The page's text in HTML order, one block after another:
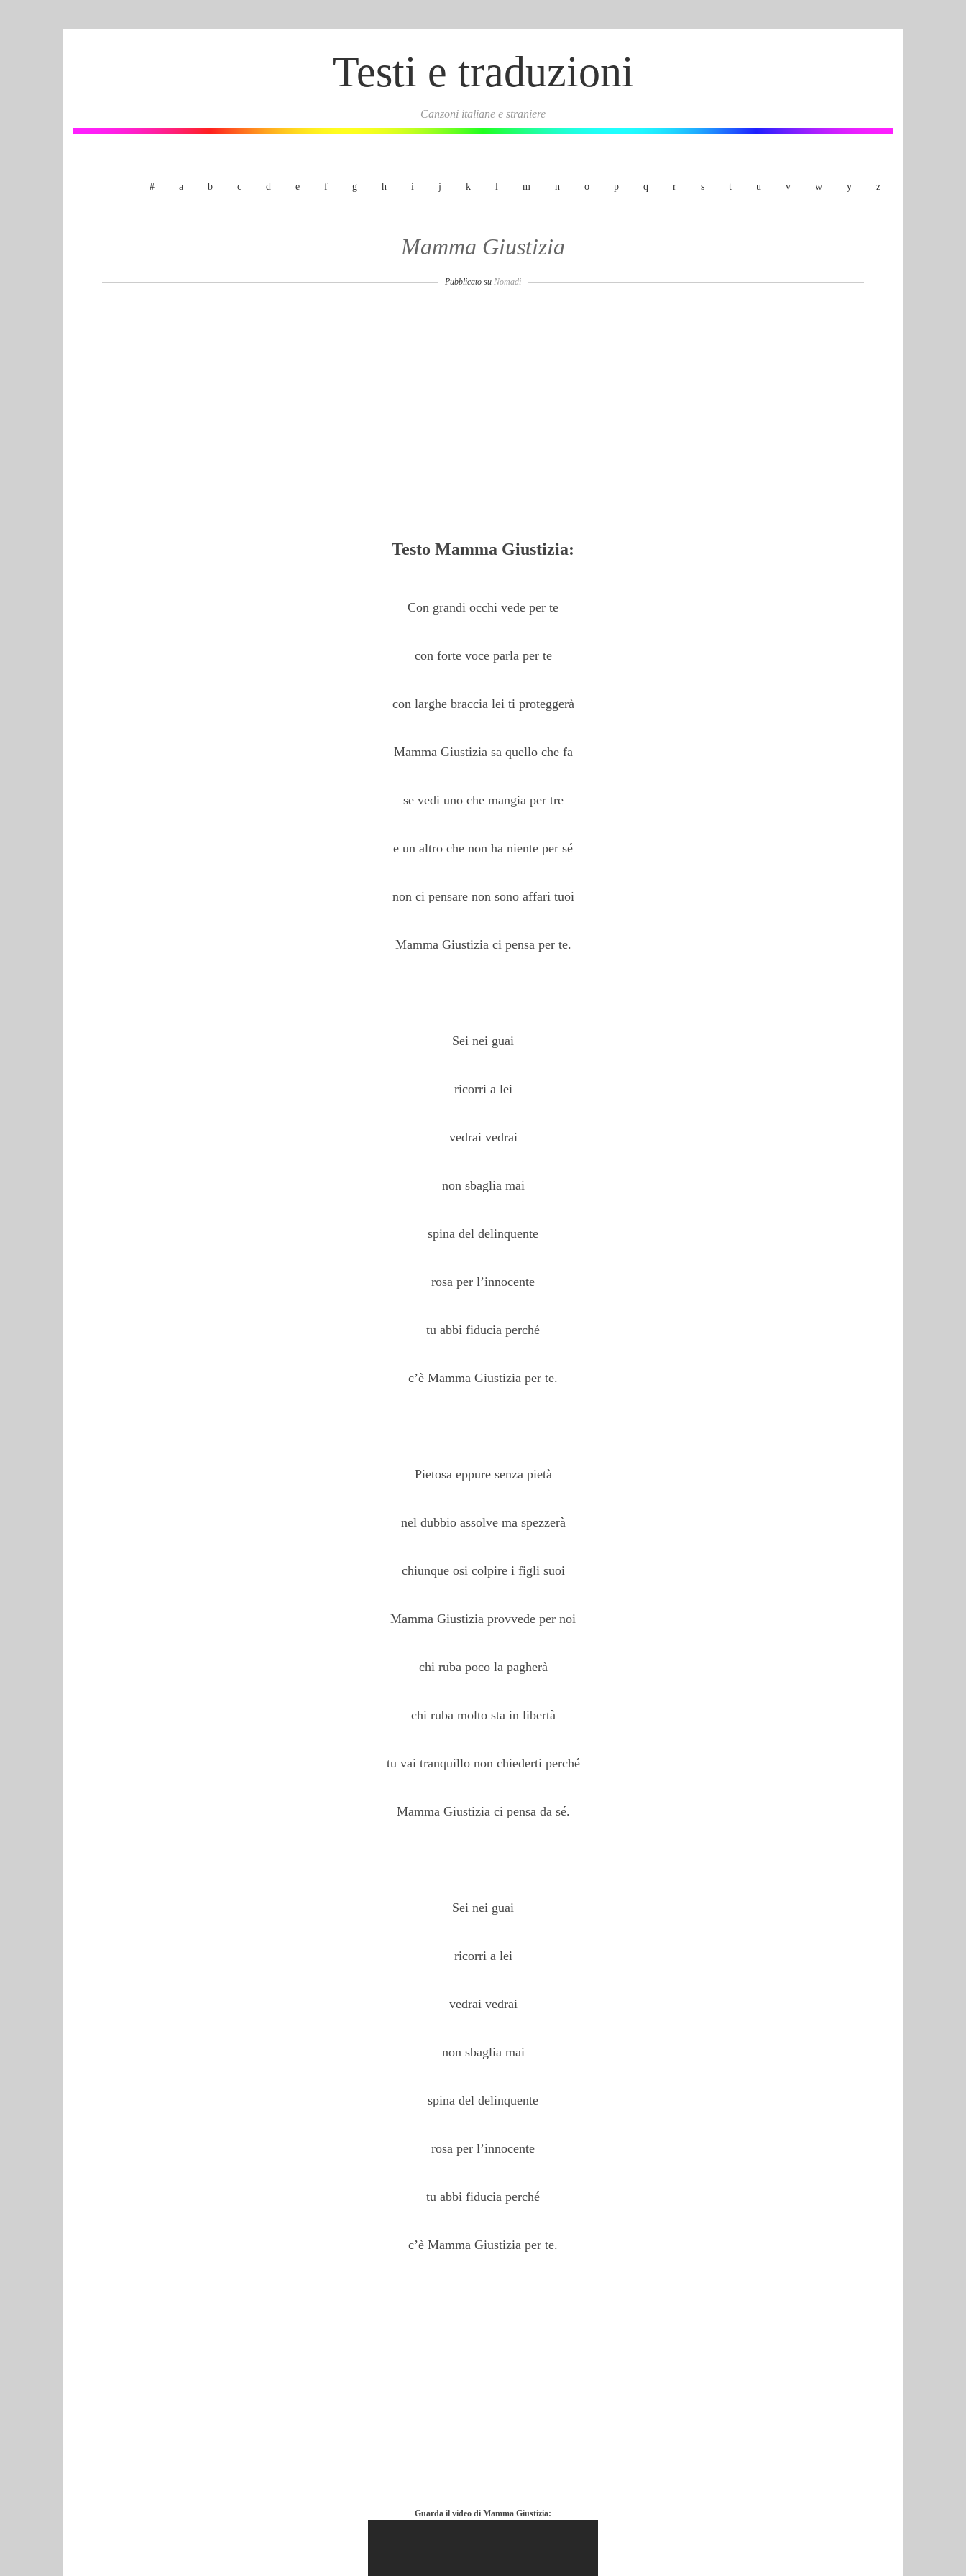
Testi e traduzioni
Canzoni italiane e straniere
# a b c d e f g h i j k l m n o p q r s t u v w y z
Mamma Giustizia
Pubblicato su Nomadi
Testo Mamma Giustizia:
Con grandi occhi vede per te
con forte voce parla per te
con larghe braccia lei ti proteggerà
Mamma Giustizia sa quello che fa
se vedi uno che mangia per tre
e un altro che non ha niente per sé
non ci pensare non sono affari tuoi
Mamma Giustizia ci pensa per te.
Sei nei guai
ricorri a lei
vedrai vedrai
non sbaglia mai
spina del delinquente
rosa per l’innocente
tu abbi fiducia perché
c’è Mamma Giustizia per te.
Pietosa eppure senza pietà
nel dubbio assolve ma spezzerà
chiunque osi colpire i figli suoi
Mamma Giustizia provvede per noi
chi ruba poco la pagherà
chi ruba molto sta in libertà
tu vai tranquillo non chiederti perché
Mamma Giustizia ci pensa da sé.
Sei nei guai
ricorri a lei
vedrai vedrai
non sbaglia mai
spina del delinquente
rosa per l’innocente
tu abbi fiducia perché
c’è Mamma Giustizia per te.
Guarda il video di Mamma Giustizia: